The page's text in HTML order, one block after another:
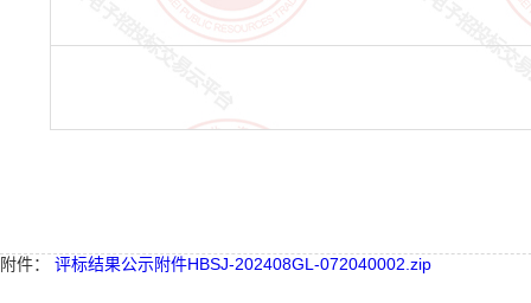
附件： 评标结果公示附件HBSJ-202408GL-072040002.zip